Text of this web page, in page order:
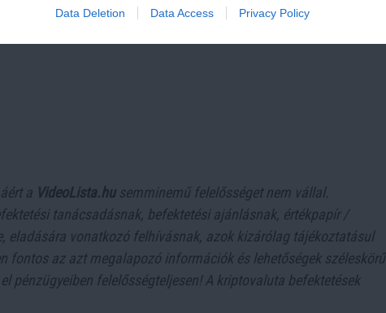
Data Deletion Data Access Privacy Policy
dollárt gyűjtött, és a lenyűgöző ütemterve alapjántöbb, mint egy
a VideoLista.husemminemű felelősséget nem vállal.
tanácsadásnak, befektetési ajánlásnak, értékpapír /
eladására vonatkozó felhívásnak, azok kizárólag tájékoztatásul
fontos az azt megalapozó információk és lehetőségek széleskörű
pénzügyeiben felelősségteljesen! A kriptovaluta befektetések